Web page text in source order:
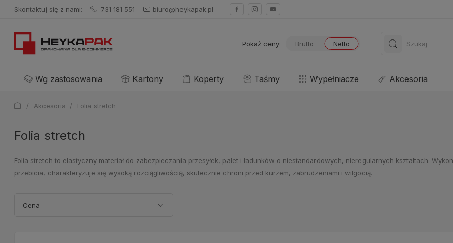
Skontaktuj się z nami: 731 181 551 biuro@heykapak.pl
Pokaż ceny: Brutto Netto
Wg zastosowania Kartony Koperty Taśmy Wypełniacze Akcesoria
/ Akcesoria / Folia stretch
Folia stretch
Folia stretch to elastyczny materiał do zabezpieczania przesyłek, palet i ładunków o niestandardowych, nieregularnych kształtach.
przebicia, charakteryzuje się wysoką rozciągliwością, skutecznie chroni przed kurzem, zabrudzeniami i wilgocią.
Cena